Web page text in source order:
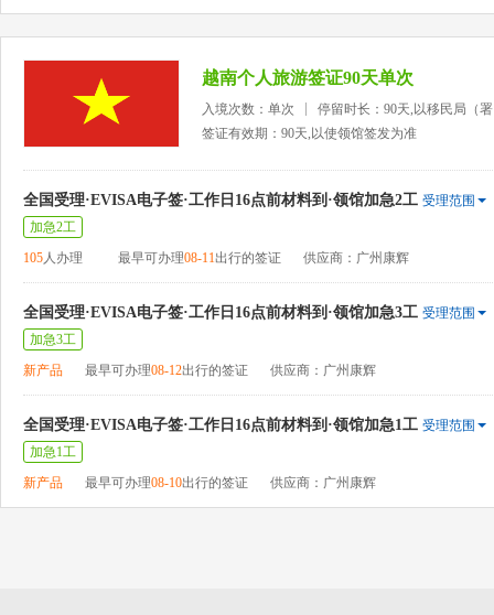
越南个人旅游签证90天单次
入境次数：单次
停留时长：90天,以移民局（
签证有效期：90天,以使领馆签发为准
全国受理·EVISA电子签·工作日16点前材料到·领馆加急2工 受理范围
加急2工
105人办理 最早可办理08-11出行的签证 供应商：广州康辉
全国受理·EVISA电子签·工作日16点前材料到·领馆加急3工 受理范围
加急3工
新产品
最早可办理08-12出行的签证 供应商：广州康辉
全国受理·EVISA电子签·工作日16点前材料到·领馆加急1工 受理范围
加急1工
新产品
最早可办理08-10出行的签证 供应商：广州康辉